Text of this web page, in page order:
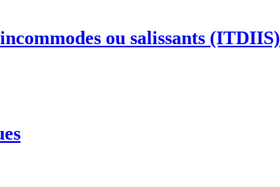
ou salissants (ITDIIS)